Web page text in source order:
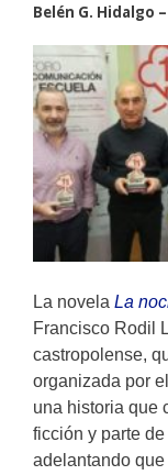
Belén G. Hidalgo –
La novela La
Francisco Rodil
castropolense,
organizada por
una historia que
ficción y parte
adelantando